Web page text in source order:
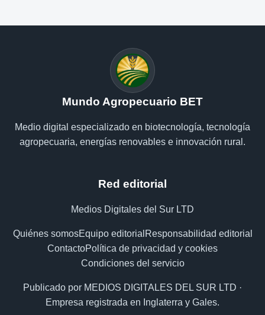
Mundo Agropecuario BET
Medio digital especializado en biotecnología, tecnología
agropecuaria, energías renovables e innovación rural.
Red editorial
Medios Digitales del Sur LTD
Quiénes somosEquipo editorial Responsabilidad editorial
ContactoPolítica de privacidad y cookies
Condiciones del servicio
Publicado por MEDIOS DIGITALES DEL SUR LTD ·
Empresa registrada en Inglaterra y Gales.